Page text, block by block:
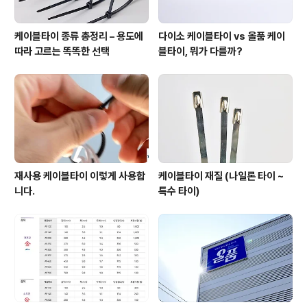
케이블타이 종류 총정리 – 용도에
따라 고르는 똑똑한 선택
다이소 케이블타이 vs 올품 케이
블타이, 뭐가 다를까?
재사용 케이블타이 이렇게 사용합
니다.
케이블타이 재질 (나일론 타이 ~
특수 타이)